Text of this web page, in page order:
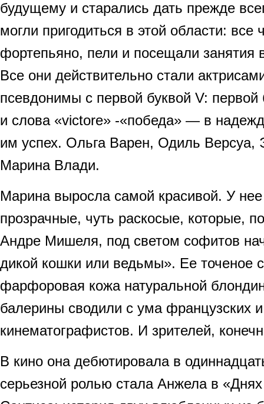
будущему и старались дать прежде
могли пригодиться в этой области: все
фортепьяно, пели и посещали занятия
Все они действительно стали
псевдонимы с первой буквой V: первой
и слова «victore» -«победа» — в
им успех. Ольга Варен, Одиль
Марина Влади.
Марина выросла самой красивой. У
прозрачные, чуть раскосые, которые,
Андре Мишеля, под светом софитов
дикой кошки или ведьмы». Ее точеное
фарфоровая кожа натуральной
балерины сводили с ума французских
кинематографистов. И зрителей,
В кино она дебютировала в
серьезной ролью стала Анжела в